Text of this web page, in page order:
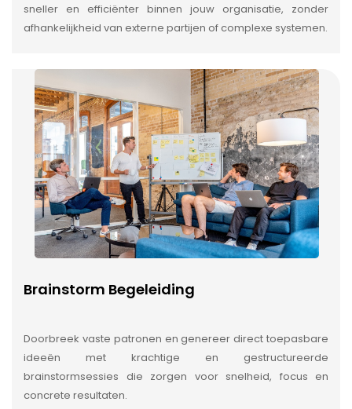
sneller en efficiënter binnen jouw organisatie, zonder
afhankelijkheid van externe partijen of complexe systemen.
Brainstorm Begeleiding
Doorbreek vaste patronen en genereer direct toepasbare
ideeën met krachtige en gestructureerde
brainstormsessies die zorgen voor snelheid, focus en
concrete resultaten.